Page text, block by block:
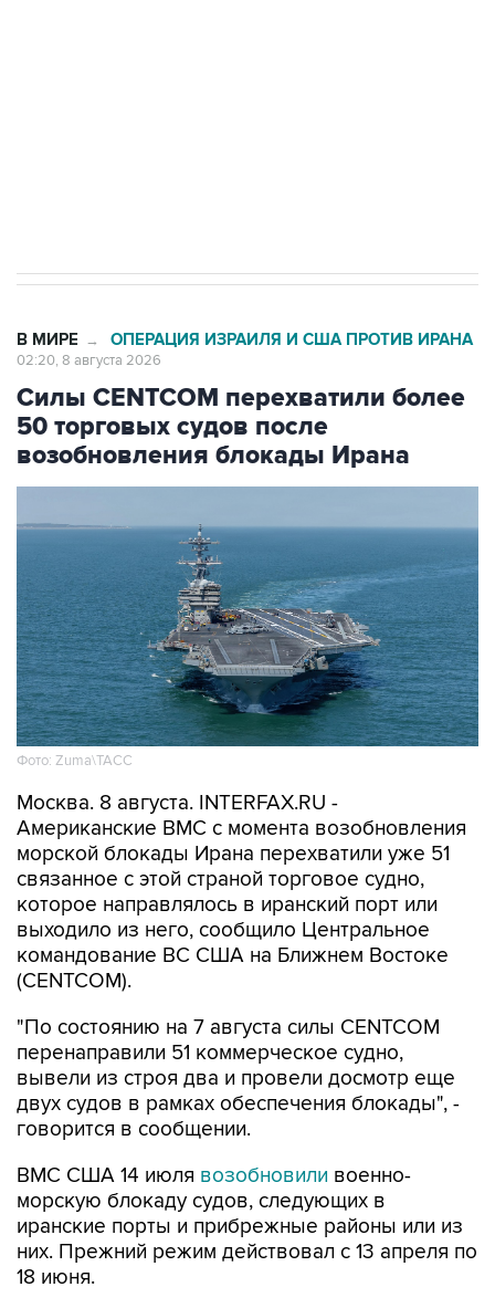
В МИРЕ → ОПЕРАЦИЯ ИЗРАИЛЯ И США ПРОТИВ ИРАНА
02:20, 8 августа 2026
Силы CENTCOM перехватили более
50 торговых судов после
возобновления блокады Ирана
Фото: Zuma\ТАСС
Москва. 8 августа. INTERFAX.RU -
Американские ВМС с момента возобновления
морской блокады Ирана перехватили уже 51
связанное с этой страной торговое судно,
которое направлялось в иранский порт или
выходило из него, сообщило Центральное
командование ВС США на Ближнем Востоке
(CENTCOM).
"По состоянию на 7 августа силы CENTCOM
перенаправили 51 коммерческое судно,
вывели из строя два и провели досмотр еще
двух судов в рамках обеспечения блокады", -
говорится в сообщении.
ВМС США 14 июля возобновили военно-
морскую блокаду судов, следующих в
иранские порты и прибрежные районы или из
них. Прежний режим действовал с 13 апреля по
18 июня.